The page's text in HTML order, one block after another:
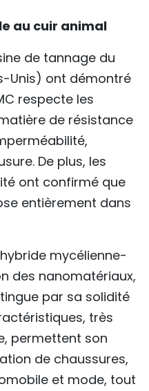
au cuir animal
de tannage du
Unis) ont démontré
respecte les
de résistance
De plus, les
ont confirmé que
entièrement dans
mycélienne-
des nanomatériaux,
par sa solidité
très
permettent son
de chaussures,
et mode, tout